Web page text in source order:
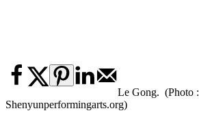
Le Gong. (Photo :
Shenyunperformingarts.org)